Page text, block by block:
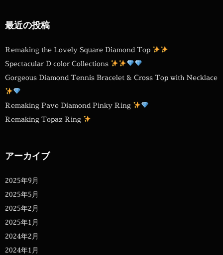
最近の投稿
Remaking the Lovely Square Diamond Top
Spectacular D color Collections
Gorgeous Diamond Tennis Bracelet & Cross Top with Necklace
Remaking Pave Diamond Pinky Ring
Remaking Topaz Ring
アーカイブ
2025年9月
2025年5月
2025年2月
2025年1月
2024年2月
2024年1月